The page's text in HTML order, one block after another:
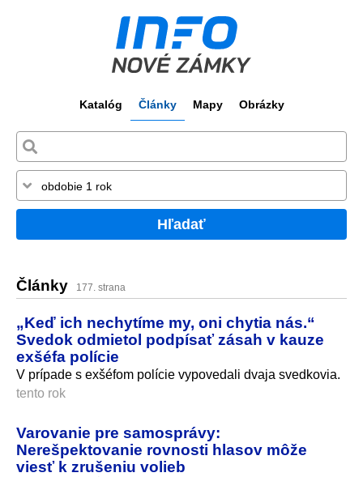
Katalóg Články Mapy Obrázky
Hľadať
Články 177. strana
„Keď ich nechytíme my, oni chytia nás.“
Svedok odmietol podpísať zásah v kauze
exšéfa polície
V prípade s exšéfom polície vypovedali dvaja svedkovia.
tento rok
Varovanie pre samosprávy:
Nerešpektovanie rovnosti hlasov môže
viesť k zrušeniu volieb